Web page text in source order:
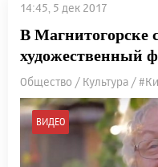
14:45, 5 дек 2017
В Магнитогорске
художественный
Общество / Культура /
ВИДЕО